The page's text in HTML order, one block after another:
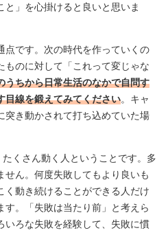
と」を心掛けると良いと思いま
点です。次の時代を作っていくの
ものに対して「これって変じゃな
うちから日常生活のなかで自問す
目線を鍛えてみてください。キャ
突き動かされて打ち込めていた場
くさん動く人ということです。多
ん。何度失敗してもより良いも
く動き続けることができる人だけ
。「失敗は当たり前」と考えら
いろな失敗を経験して、失敗に慣